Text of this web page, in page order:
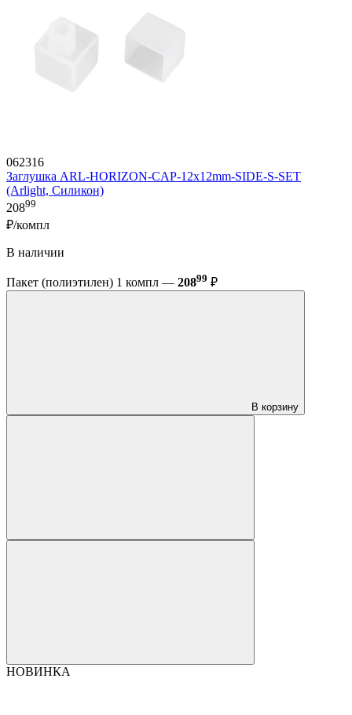
062316
Заглушка ARL-HORIZON-CAP-12x12mm-SIDE-S-SET
(Arlight, Силикон)
20899
₽/компл
В наличии
Пакет (полиэтилен) 1 компл — 20899 ₽
В корзину
НОВИНКА